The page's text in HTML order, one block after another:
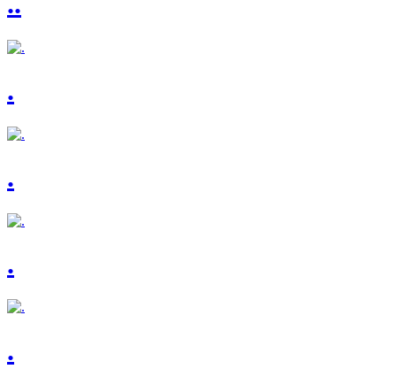
.
.
.
.